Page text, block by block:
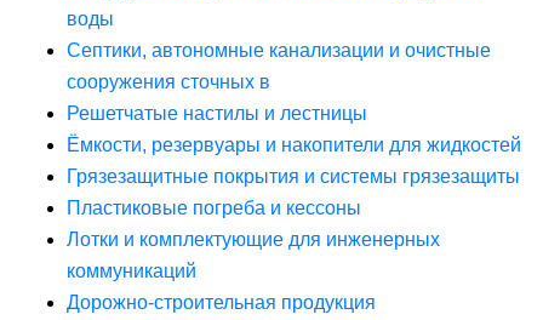
воды
Септики, автономные канализации и очистные
сооружения сточных в
Решетчатые настилы и лестницы
Ёмкости, резервуары и накопители для жидкостей
Грязезащитные покрытия и системы грязезащиты
Пластиковые погреба и кессоны
Лотки и комплектующие для инженерных
коммуникаций
Дорожно-строительная продукция